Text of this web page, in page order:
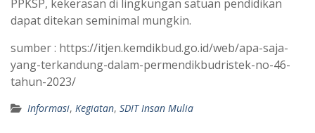
PPKSP, kekerasan di lingkungan satuan pendidikan
dapat ditekan seminimal mungkin.
sumber : https://itjen.kemdikbud.go.id/web/apa-saja-
yang-terkandung-dalam-permendikbudristek-no-46-
tahun-2023/
Informasi, Kegiatan, SDIT Insan Mulia